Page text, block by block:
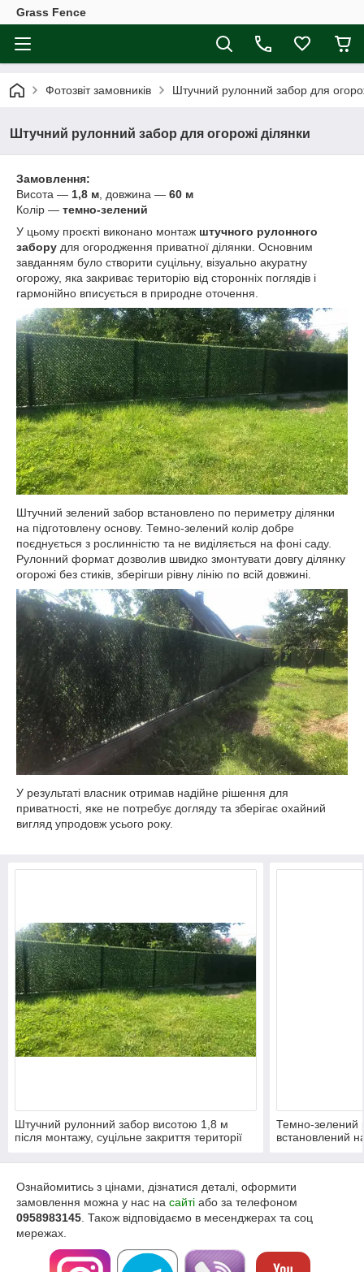
Grass Fence
Фотозвіт замовників Штучний рулонний забор для
Штучний рулонний забор для огорожі ділянки
Замовлення:
Висота — 1,8 м , довжина — 60 м
Колір — темно-зелений
У цьому проєкті виконано монтаж штучного рулонного
забору для огородження приватної ділянки. Основним
завданням було створити суцільну, візуально акуратну
огорожу, яка закриває територію від сторонніх поглядів і
гармонійно вписується в природне оточення.
Штучний зелений забор встановлено по периметру ділянки
на підготовлену основу. Темно-зелений колір добре
поєднується з рослинністю та не виділяється на фоні саду.
Рулонний формат дозволив швидко змонтувати довгу ділянку
огорожі без стиків, зберігши рівну лінію по всій довжині.
У результаті власник отримав надійне рішення для
приватності, яке не потребує догляду та зберігає охайний
вигляд упродовж усього року.
Штучний рулонний забор висотою 1,8 м
після монтажу, суцільне закриття території
Темно-зелений
встановлений
Ознайомитись з цінами, дізнатися деталі, оформити
замовлення можна у нас на сайті або за телефоном
0958983145 . Також відповідаємо в месенджерах та соц
мережах.